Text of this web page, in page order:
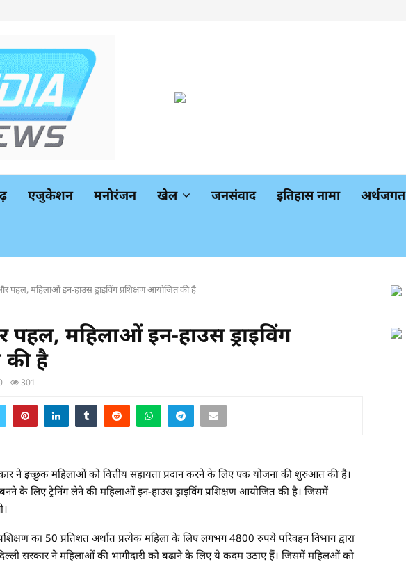
एजुकेशन मनोरंजन खेल जनसंवाद इतिहास नामा अर्थजगत
पहल, महिलाओं इन-हाउस ड्राइविंग प्रशिक्षण आयोजित की है
महिलाओं इन-हाउस ड्राइविंग
की है
301
ने इच्छुक महिलाओं को वित्तीय सहायता प्रदान करने के लिए एक योजना की शुरुआत की है।
के लिए ट्रेनिंग लेने की महिलाओं इन-हाउस ड्राइविंग प्रशिक्षण आयोजित की है। जिसमें
का 50 प्रतिशत अर्थात प्रत्येक महिला के लिए लगभग 4800 रुपये परिवहन विभाग द्वारा
सरकार ने महिलाओं की भागीदारी को बढाने के लिए ये कदम उठाए हैं। जिसमें महिलओं को